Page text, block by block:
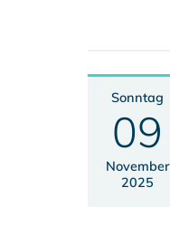
Sonntag
09
November
2025